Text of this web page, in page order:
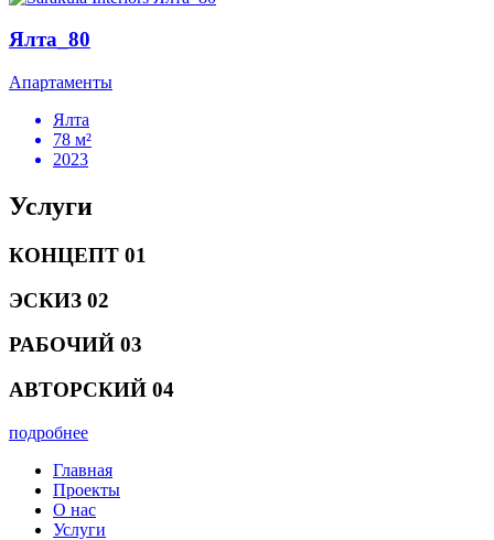
Ялта_80
Апартаменты
Ялта
78 м²
2023
Услуги
КОНЦЕПТ 01
ЭСКИЗ 02
РАБОЧИЙ 03
АВТОРСКИЙ 04
подробнее
Главная
Проекты
О нас
Услуги